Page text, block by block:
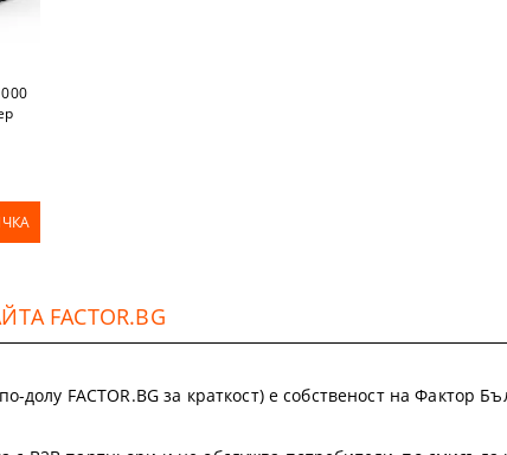
FACTOR.BG
FACTOR.BG за краткост) е собственост на Фактор